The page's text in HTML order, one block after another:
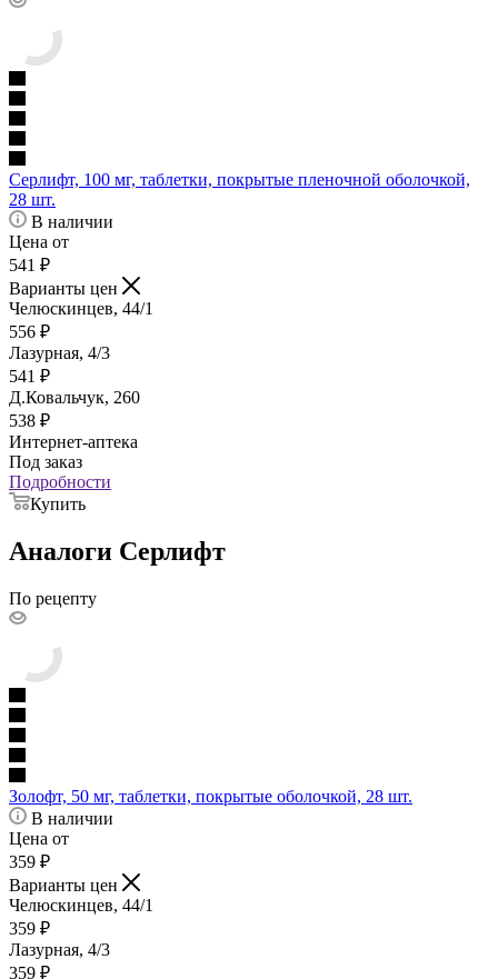
Серлифт, 100 мг, таблетки, покрытые пленочной оболочкой,
28 шт.
В наличии
Цена от
541 ₽
Варианты цен
Челюскинцев, 44/1
556 ₽
Лазурная, 4/3
541 ₽
Д.Ковальчук, 260
538 ₽
Интернет-аптека
Под заказ
Подробности
Купить
Аналоги Серлифт
По рецепту
Золофт, 50 мг, таблетки, покрытые оболочкой, 28 шт.
В наличии
Цена от
359 ₽
Варианты цен
Челюскинцев, 44/1
359 ₽
Лазурная, 4/3
359 ₽